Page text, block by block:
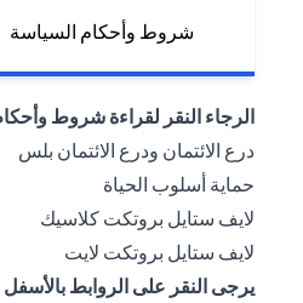
شروط وأحكام السياسة
الرجاء النقر لقراءة شروط
درع الائتمان ودرع الائتمان بلس
حماية أسلوب الحياة
لايف ستايل بروتكت كلاسيك
لايف ستايل بروتكت لايت
يرجى النقر على الروابط بالأسفل